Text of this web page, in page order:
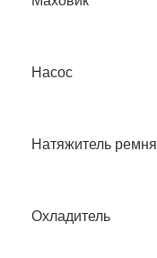
Насос
Натяжитель ремня
Охладитель